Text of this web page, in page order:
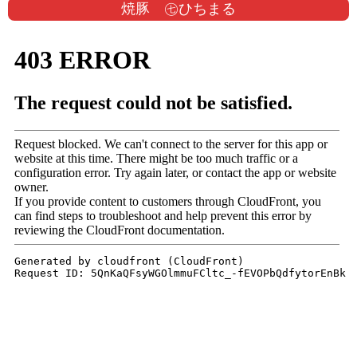
焼豚 ㊆ひちまる